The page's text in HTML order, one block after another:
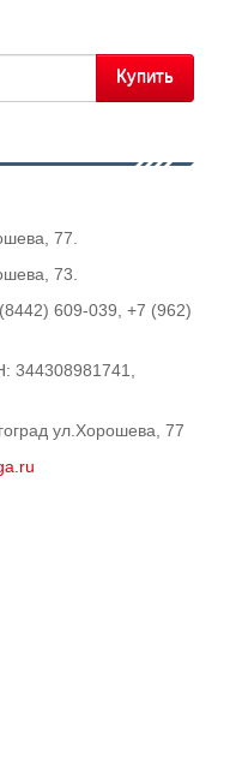
Купить
77.
73.
609-039, +7 (962)
344308981741,
ул.Хорошева, 77